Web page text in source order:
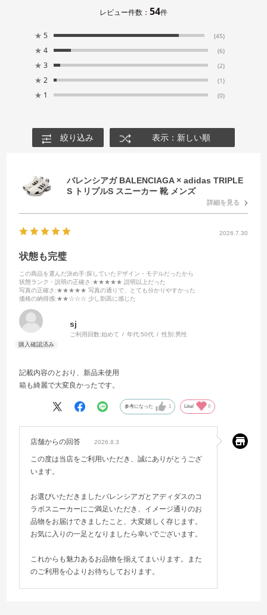
レビュー件数： 54件
★ 5 (45)
★ 4 (6)
★ 3 (2)
★ 2 (1)
★ 1 (0)
絞り込み 表示：新しい順
バレンシアガ BALENCIAGA × adidas TRIPLE
S トリプルS スニーカー 靴 メンズ
詳細を見る
2026.7.30
状態も完璧
この商品を選んだ決め手:探していたデザイン・モデルだったから
状態ランク・説明の正確さ :★★★★★ 説明以上だった
写真の正確さ :★★★★★ 写真の通りで、とても分かりやすかった
価格の納得感:★★☆☆☆ 少し割高に感じた
sj
ご利用回数:始めて 年代:50代 性別:男性
記載内容のとおり、新品未使用
箱も綺麗で大変良かったです。
参考になった 1 Like! 0
店舗からの回答 2026.8.3
この度は当店をご利用いただき、誠にありがとうござ
います。
お選びいただきましたバレンシアガとアディダスのコ
ラボスニーカーにご満足いただき、イメージ通りのお
品物をお届けできましたこと、大変嬉しく存じます。
お気に入りの一足となりましたら幸いでございます。
これからも魅力あるお品物を揃えてまいります。また
のご利用を心よりお待ちしております。